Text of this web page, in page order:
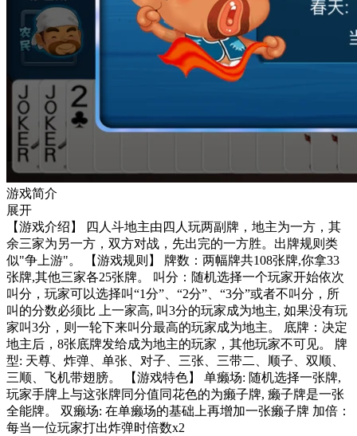
游戏简介
展开
【游戏介绍】 四人斗地主由四人玩两副牌，地主为一方，其
余三家为另一方，双方对战，先出完的一方胜。出牌规则类
似"争上游"。 【游戏规则】 牌数：两幅牌共108张牌,你拿33
张牌,其他三家各25张牌。 叫分：随机选择一个玩家开始依次
叫分，玩家可以选择叫“1分”、“2分”、“3分”或者不叫分，所
叫的分数必须比 上一家高, 叫3分的玩家成为地主, 如果没有玩
家叫3分，则一轮下来叫分最高的玩家成为地主。 底牌：决定
地主后，8张底牌发给成为地主的玩家，其他玩家不可见。 牌
型: 天尊、炸弹、单张、对子、三张、三带二、顺子、双顺、
三顺、飞机带翅膀。 【游戏特色】 单癞场: 随机选择一张牌,
玩家手牌上与这张牌同分值同花色的为癞子牌, 癞子牌是一张
全能牌。 双癞场: 在单癞场的基础上再增加一张癞子牌 加倍：
每当一位玩家打出炸弹时倍数x2